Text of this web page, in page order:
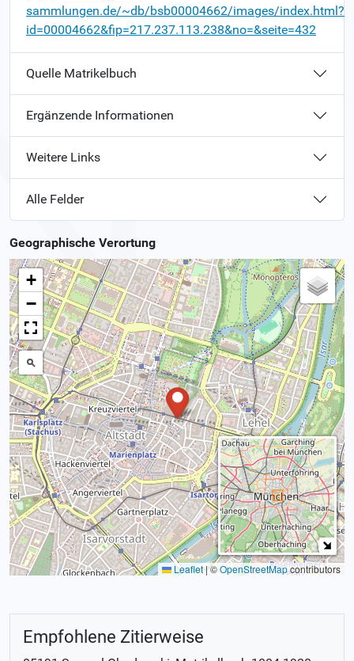
sammlungen.de/~db/bsb00004662/images/index.html?
id=00004662&fip=217.237.113.238&no=&seite=432
Quelle Matrikelbuch
Ergänzende Informationen
Weitere Links
Alle Felder
Geographische Verortung
+
−
Leaflet|©OpenStreetMapcontributors
Empfohlene Zitierweise